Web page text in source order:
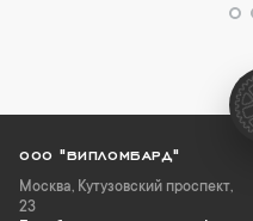
ООО "ВИПЛОМБАРД"
Москва, Кутузовский проспект,
23